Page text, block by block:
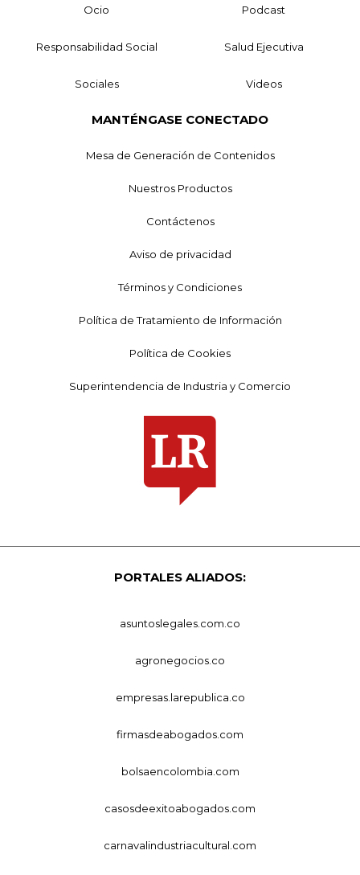
Ocio Podcast
Responsabilidad Social Salud Ejecutiva
Sociales Videos
MANTÉNGASE CONECTADO
Mesa de Generación de Contenidos
Nuestros Productos
Contáctenos
Aviso de privacidad
Términos y Condiciones
Política de Tratamiento de Información
Política de Cookies
Superintendencia de Industria y Comercio
PORTALES ALIADOS:
asuntoslegales.com.co
agronegocios.co
empresas.larepublica.co
firmasdeabogados.com
bolsaencolombia.com
casosdeexitoabogados.com
carnavalindustriacultural.com